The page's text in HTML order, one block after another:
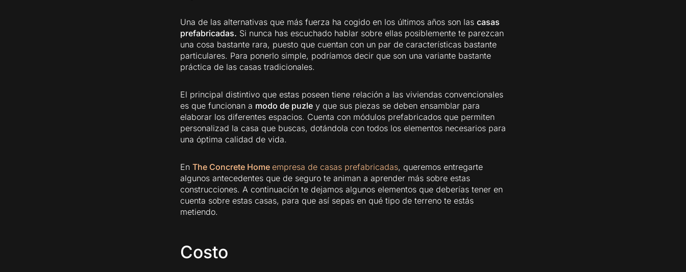
Una de las alternativas que más fuerza ha cogido en los últimos años son las casas
prefabricadas. Si nunca has escuchado hablar sobre ellas posiblemente te parezcan
una cosa bastante rara, puesto que cuentan con un par de características bastante
particulares. Para ponerlo simple, podríamos decir que son una variante bastante
práctica de las casas tradicionales.
El principal distintivo que estas poseen tiene relación a las viviendas convencionales
es que funcionan a modo de puzley que sus piezas se deben ensamblar para
elaborar los diferentes espacios. Cuenta con módulos prefabricados que permiten
personalizad la casa que buscas, dotándola con todos los elementos necesarios para
una óptima calidad de vida.
En The Concrete Home empresa de casas prefabricadas, queremos entregarte
algunos antecedentes que de seguro te animan a aprender más sobre estas
construcciones. A continuación te dejamos algunos elementos que deberías tener en
cuenta sobre estas casas, para que así sepas en qué tipo de terreno te estás
metiendo.
Costo